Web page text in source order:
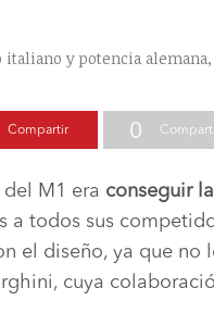
y potencia
Compartir 0
M1 era conseguir
a todos sus
el diseño, ya que
cuya